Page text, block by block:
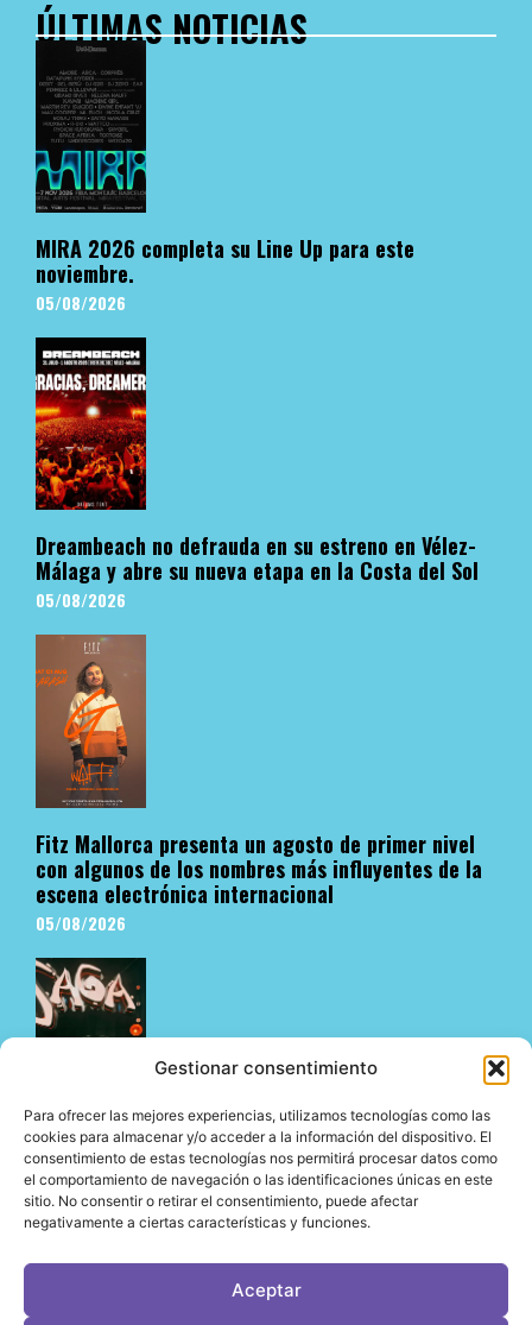
Gestionar consentimiento
Para ofrecer las mejores experiencias, utilizamos tecnologías como las
cookies para almacenar y/o acceder a la información del dispositivo. El
consentimiento de estas tecnologías nos permitirá procesar datos como
el comportamiento de navegación o las identificaciones únicas en este
sitio. No consentir o retirar el consentimiento, puede afectar
negativamente a ciertas características y funciones.
Aceptar
ÚLTIMAS NOTICIAS
MIRA 2026 completa su Line Up para este
noviembre.
05/08/2026
Dreambeach no defrauda en su estreno en Vélez-
Málaga y abre su nueva etapa en la Costa del Sol
05/08/2026
Fitz Mallorca presenta un agosto de primer nivel
con algunos de los nombres más influyentes de la
escena electrónica internacional
05/08/2026
El viaje de Bedouin continúa en Chinois Ibiza
04/08/2026